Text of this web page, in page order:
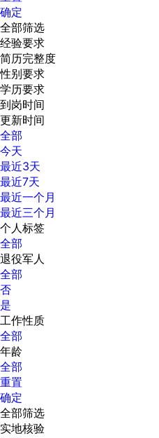
确定
全部筛选
经验要求
简历完整度
性别要求
学历要求
到岗时间
更新时间
全部
今天
最近3天
最近7天
最近一个月
最近三个月
个人标签
全部
退役军人
全部
否
是
工作性质
全部
年龄
全部
重置
确定
全部筛选
实地核验